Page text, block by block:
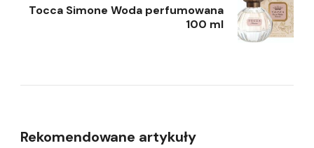
Tocca Simone Woda perfumowana
100 ml
Rekomendowane artykuły